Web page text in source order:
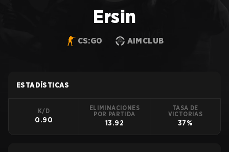
Ersin
CS:GO AIMCLUB
ESTADÍSTICAS
K/D
0.90
ELIMINACIONES
POR PARTIDA
13.92
TASA DE
VICTORIAS
37%